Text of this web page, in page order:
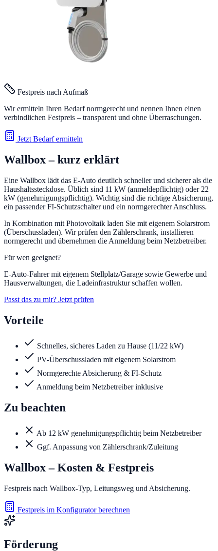
Festpreis nach Aufmaß
Wir ermitteln Ihren Bedarf normgerecht und nennen Ihnen einen
verbindlichen Festpreis – transparent und ohne Überraschungen.
Jetzt Bedarf ermitteln
Wallbox– kurz erklärt
Eine Wallbox lädt das E-Auto deutlich schneller und sicherer als die
Haushaltssteckdose. Üblich sind 11 kW (anmeldepflichtig) oder 22
kW (genehmigungspflichtig). Wichtig sind die richtige Absicherung,
ein passender FI-Schutzschalter und ein normgerechter Anschluss.
In Kombination mit Photovoltaik laden Sie mit eigenem Solarstrom
(Überschussladen). Wir prüfen den Zählerschrank, installieren
normgerecht und übernehmen die Anmeldung beim Netzbetreiber.
Für wen geeignet?
E-Auto-Fahrer mit eigenem Stellplatz/Garage sowie Gewerbe und
Hausverwaltungen, die Ladeinfrastruktur schaffen wollen.
Passt das zu mir? Jetzt prüfen
Vorteile
Schnelles, sicheres Laden zu Hause (11/22 kW)
PV-Überschussladen mit eigenem Solarstrom
Normgerechte Absicherung & FI-Schutz
Anmeldung beim Netzbetreiber inklusive
Zu beachten
Ab 12 kW genehmigungspflichtig beim Netzbetreiber
Ggf. Anpassung von Zählerschrank/Zuleitung
Wallbox– Kosten & Festpreis
Festpreis nach Wallbox-Typ, Leitungsweg und Absicherung.
Festpreis im Konfigurator berechnen
Förderung